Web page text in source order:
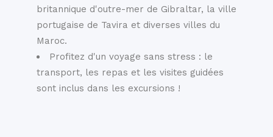
britannique d'outre-mer de Gibraltar, la ville
portugaise de Tavira et diverses villes du
Maroc.
Profitez d'un voyage sans stress : le
transport, les repas et les visites guidées
sont inclus dans les excursions !